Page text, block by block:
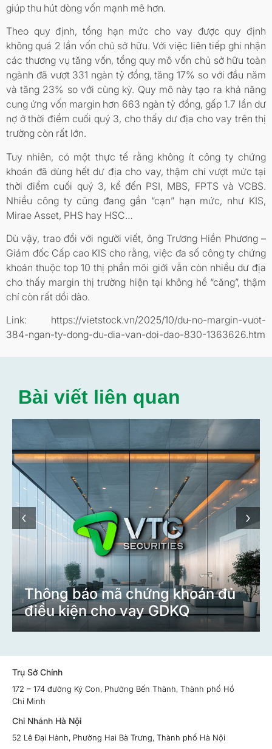
giúp thu hút dòng vốn mạnh mẽ hơn.
Theo quy định, tổng hạn mức cho vay được quy định
không quá 2 lần vốn chủ sở hữu. Với việc liên tiếp ghi nhận
các thương vụ tăng vốn, tổng quy mô vốn chủ sở hữu toàn
ngành đã vượt 331 ngàn tỷ đồng, tăng 17% so với đầu năm
và tăng 23% so với cùng kỳ. Quy mô này tạo ra khả năng
cung ứng vốn margin hơn 663 ngàn tỷ đồng, gấp 1.7 lần dư
nợ ở thời điểm cuối quý 3, cho thấy dư địa cho vay trên thị
trường còn rất lớn.
Tuy nhiên, có một thực tế rằng không ít công ty chứng
khoán đã dùng hết dư địa cho vay, thậm chí vượt mức tại
thời điểm cuối quý 3, kể đến PSI, MBS, FPTS và VCBS.
Nhiều công ty cũng đang gần “cạn” hạn mức, như KIS,
Mirae Asset, PHS hay HSC…
Dù vậy, trao đổi với người viết, ông Trương Hiền Phương –
Giám đốc Cấp cao KIS cho rằng, việc đa số công ty chứng
khoán thuộc top 10 thị phần môi giới vẫn còn nhiều dư địa
cho thấy margin thị trường hiện tại không hề “căng”, thậm
chí còn rất dồi dào.
Link: https://vietstock.vn/2025/10/du-no-margin-vuot-
384-ngan-ty-dong-du-dia-van-doi-dao-830-1363626.htm
Bài viết liên quan
Thông báo mã chứng khoán đủ
điều kiện cho vay GDKQ
‹ ›
Trụ Sở Chính
172 – 174 đường Ký Con, Phường Bến Thành, Thành phố Hồ
Chí Minh
Chi Nhánh Hà Nội
52 Lê Đại Hành, Phường Hai Bà Trưng, Thành phố Hà Nội